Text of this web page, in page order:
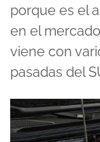
porque es el
en el
viene con
pasadas del